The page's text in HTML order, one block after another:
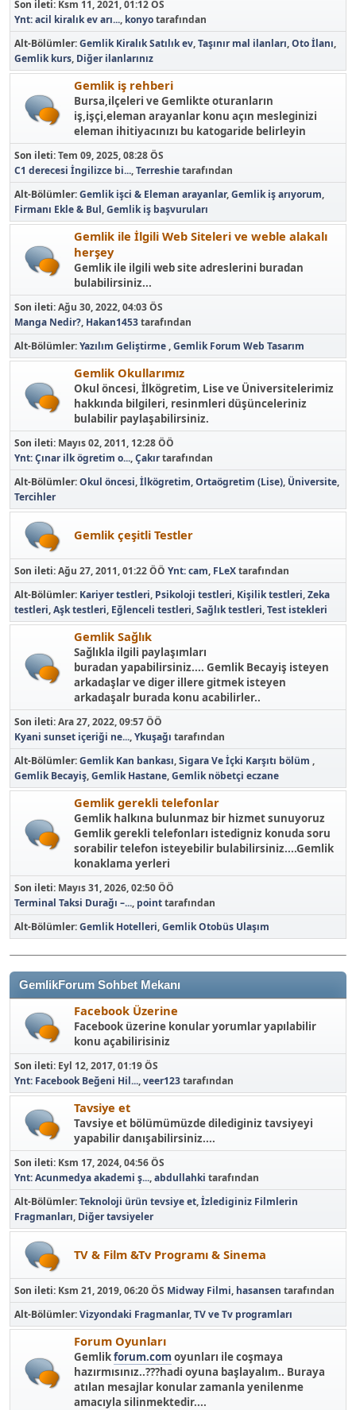
Son ileti: Ksm 11, 2021, 01:12 ÖS
Ynt: acil kiralık ev arı..., konyotarafından
Alt-Bölümler Gemlik Kiralık Satılık ev Taşınır mal ilanları Oto İlanı
Gemlik kurs Diğer ilanlarınız
Gemlik iş rehberi
Bursa,ilçeleri ve Gemlikte oturanların
iş,işçi,eleman arayanlar konu açın mesleginizi
eleman ihitiyacınızı bu katogaride belirleyin
Son ileti:Tem 09, 2025, 08:28 ÖS
C1 derecesi İngilizce bi...,Terreshietarafından
Alt-Bölümler Gemlik işci & Eleman arayanlar Gemlik iş arıyorum
Firmanı Ekle & Bul Gemlik iş başvuruları
Gemlik ile İlgili Web Siteleri ve weble alakalı
herşey
Gemlik ile ilgili web site adreslerini buradan
bulabilirsiniz...
Son ileti:Ağu 30, 2022, 04:03 ÖS
Manga Nedir?, Hakan1453tarafından
Alt-Bölümler Yazılım Geliştirme Gemlik Forum Web Tasarım
Gemlik Okullarımız
Okul öncesi, İlkögretim, Lise ve Üniversitelerimiz
hakkında bilgileri, resinmleri düşünceleriniz
bulabilir paylaşabilirsiniz.
Son ileti: Mayıs 02, 2011, 12:28 ÖÖ
Ynt: Çınar ilk ögretim o...,Çakırtarafından
Alt-Bölümler Okul öncesi İlkögretim Ortaögretim (Lise) Üniversite
Tercihler
Gemlik çeşitli Testler
Son ileti:Ağu 27, 2011, 01:22 ÖÖ Ynt: cam, FLeXtarafından
Alt-Bölümler Kariyer testleri Psikoloji testleri Kişilik testleri Zeka
testleri Aşk testleri Eğlenceli testleri Sağlık testleri Test istekleri
Gemlik Sağlık
Sağlıkla ilgili paylaşımları
buradan yapabilirsiniz.... Gemlik Becayiş isteyen
arkadaşlar ve diger illere gitmek isteyen
arkadaşalr burada konu acabilirler..
Son ileti:Ara 27, 2022, 09:57 ÖÖ
Kyani sunset içeriği ne...,Ykuşağı tarafından
Alt-Bölümler Gemlik Kan bankası Sigara Ve İçki Karşıtı bölüm
Gemlik Becayiş Gemlik Hastane Gemlik nöbetçi eczane
Gemlik gerekli telefonlar
Gemlik halkına bulunmaz bir hizmet sunuyoruz
Gemlik gerekli telefonları istedigniz konuda soru
sorabilir telefon isteyebilir bulabilirsiniz....Gemlik
konaklama yerleri
Son ileti: Mayıs 31, 2026, 02:50 ÖÖ
Terminal Taksi Durağı –..., pointtarafından
Alt-Bölümler Gemlik Hotelleri Gemlik Otobüs Ulaşım
GemlikForum Sohbet Mekanı
Facebook Üzerine
Facebook üzerine konular yorumlar yapılabilir
konu açabilirisiniz
Son ileti: Eyl 12, 2017, 01:19 ÖS
Ynt: Facebook Beğeni Hil...,veer123tarafından
Tavsiye et
Tavsiye et bölümümüzde dilediginiz tavsiyeyi
yapabilir danışabilirsiniz....
Son ileti: Ksm 17, 2024, 04:56 ÖS
Ynt: Acunmedya akademi ş...,abdullahki tarafından
Alt-Bölümler Teknoloji ürün tevsiye et İzlediginiz Filmlerin
Fragmanları Diğer tavsiyeler
TV & Film &Tv Programı & Sinema
Son ileti: Ksm 21, 2019, 06:20 ÖS Midway Filmi, hasansen tarafından
Alt-Bölümler Vizyondaki Fragmanlar TV ve Tv programları
Forum Oyunları
Gemlikforum.com oyunları ile coşmaya
hazırmısınız..???hadi oyuna başlayalım.. Buraya
atılan mesajlar konular zamanla yenilenme
amacıyla silinmektedir....